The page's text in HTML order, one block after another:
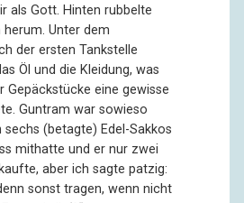
als Gott. Hinten rubbelte
herum. Unter dem
der ersten Tankstelle
Öl und die Kleidung, was
Gepäckstücke eine gewisse
Guntram war sowieso
sechs (betagte) Edel-Sakkos
mithatte und er nur zwei
aber ich sagte patzig:
sonst tragen, wenn nicht